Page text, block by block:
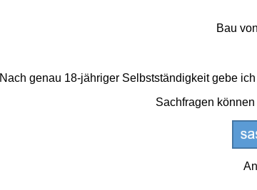
Bau
Nach genau 18-jähriger Selbstständigkeit gebe
Sachfragen